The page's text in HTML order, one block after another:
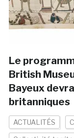
Le
British
Bayeux
britanniques
ACTUALITÉS